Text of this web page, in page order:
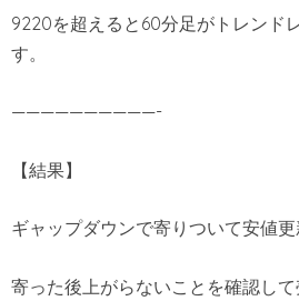
9220を超えると60分足がトレンド
す。
——————————-
【結果】
ギャップダウンで寄りついて安値更
寄った後上がらないことを確認し